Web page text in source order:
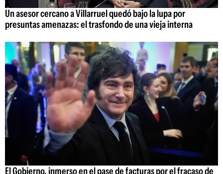
Un asesor cercano a Villarruel quedó bajo la lupa por
presuntas amenazas: el trasfondo de una vieja interna
El Gobierno, inmerso en el pase de facturas por el fracaso de